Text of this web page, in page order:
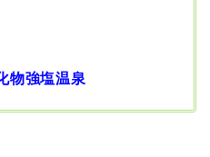
物強塩温泉